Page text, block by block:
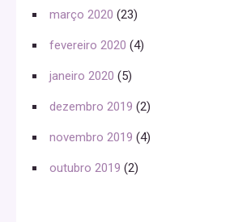
março 2020 (23)
fevereiro 2020 (4)
janeiro 2020 (5)
dezembro 2019 (2)
novembro 2019 (4)
outubro 2019 (2)